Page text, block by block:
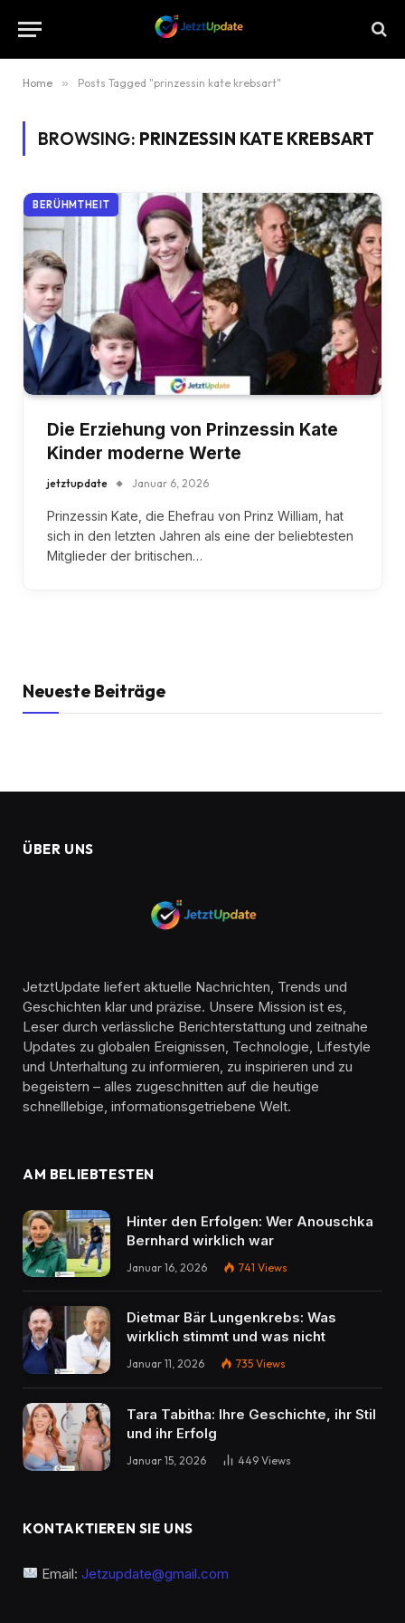
Home » Posts Tagged "prinzessin kate krebsart"
BROWSING: PRINZESSIN KATE KREBSART
BERÜHMTHEIT
Die Erziehung von Prinzessin Kate
Kinder moderne Werte
jetztupdate Januar 6, 2026
Prinzessin Kate, die Ehefrau von Prinz William, hat
sich in den letzten Jahren als eine der beliebtesten
Mitglieder der britischen…
Neueste Beiträge
ÜBER UNS
JetztUpdate liefert aktuelle Nachrichten, Trends und
Geschichten klar und präzise. Unsere Mission ist es,
Leser durch verlässliche Berichterstattung und zeitnahe
Updates zu globalen Ereignissen, Technologie, Lifestyle
und Unterhaltung zu informieren, zu inspirieren und zu
begeistern – alles zugeschnitten auf die heutige
schnelllebige, informationsgetriebene Welt.
AM BELIEBTESTEN
Hinter den Erfolgen: Wer Anouschka
Bernhard wirklich war
Januar 16, 2026 741 Views
Dietmar Bär Lungenkrebs: Was
wirklich stimmt und was nicht
Januar 11, 2026 735 Views
Tara Tabitha: Ihre Geschichte, ihr Stil
und ihr Erfolg
Januar 15, 2026 449 Views
KONTAKTIEREN SIE UNS
Email:Jetzupdate@gmail.com